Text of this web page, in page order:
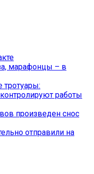
марафонцы – в
работы
произведен снос
отправили на